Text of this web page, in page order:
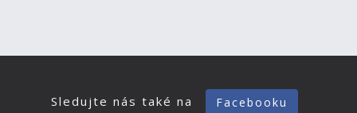
Sledujte nás také na Facebooku